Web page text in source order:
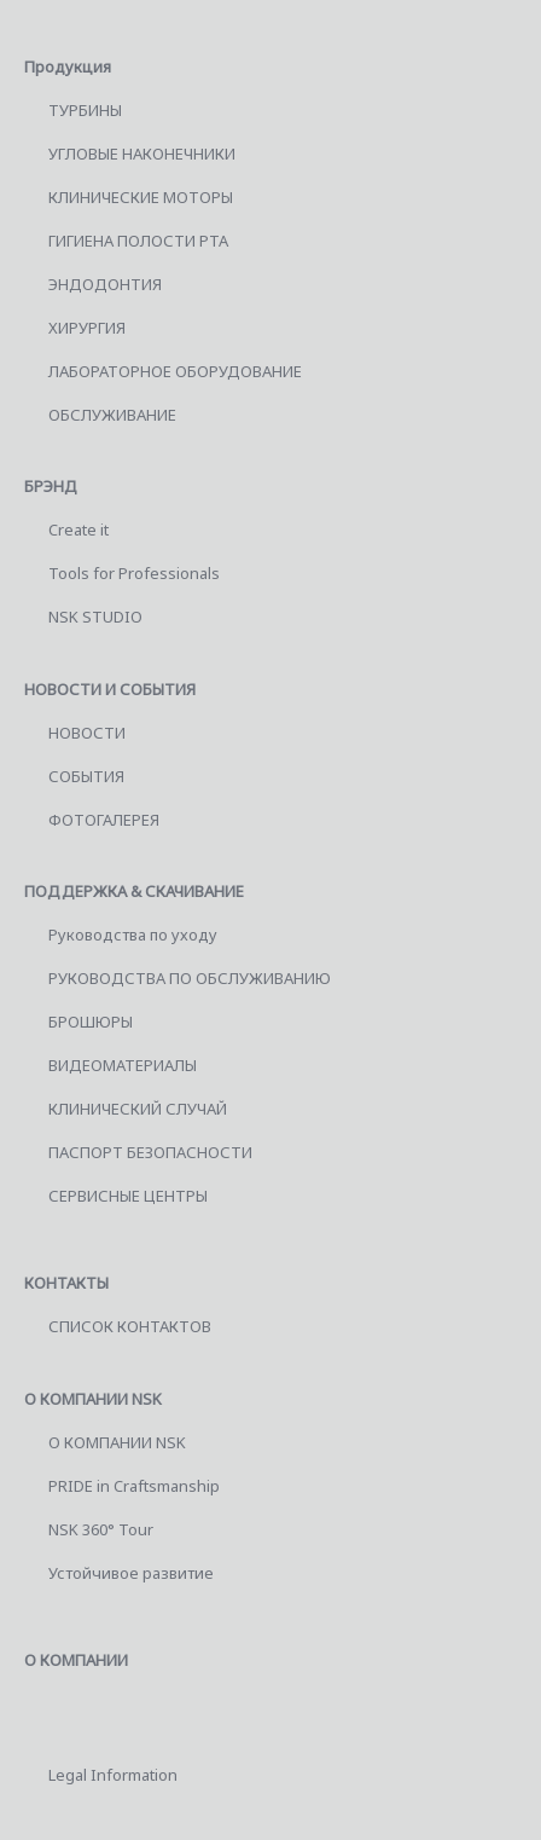
Продукция
ТУРБИНЫ
УГЛОВЫЕ НАКОНЕЧНИКИ
КЛИНИЧЕСКИЕ МОТОРЫ
ГИГИЕНА ПОЛОСТИ РТА
ЭНДОДОНТИЯ
ХИРУРГИЯ
ЛАБОРАТОРНОЕ ОБОРУДОВАНИЕ
ОБСЛУЖИВАНИЕ
БРЭНД
Create it
Tools for Professionals
NSK STUDIO
НОВОСТИ И СОБЫТИЯ
НОВОСТИ
СОБЫТИЯ
ФОТОГАЛЕРЕЯ
ПОДДЕРЖКА & СКАЧИВАНИЕ
Руководства по уходу
РУКОВОДСТВА ПО ОБСЛУЖИВАНИЮ
БРОШЮРЫ
ВИДЕОМАТЕРИАЛЫ
КЛИНИЧЕСКИЙ СЛУЧАЙ
ПАСПОРТ БЕЗОПАСНОСТИ
СЕРВИСНЫЕ ЦЕНТРЫ
КОНТАКТЫ
СПИСОК КОНТАКТОВ
О КОМПАНИИ NSK
О КОМПАНИИ NSK
PRIDE in Craftsmanship
NSK 360° Tour
Устойчивое развитие
О КОМПАНИИ
Legal Information